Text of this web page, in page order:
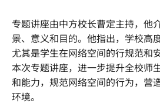
专题讲座由中方校长曹定主持，他
景、意义和目的。他指出，学校高
尤其是学生在网络空间的行规范和
本次专题讲座，进一步提升全校师
和能力，规范网络空间的行为，营
环境。